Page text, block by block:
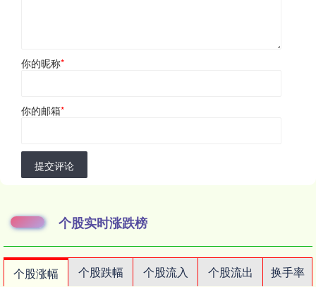
你的昵称*
你的邮箱*
提交评论
个股实时涨跌榜
个股涨幅 个股跌幅 个股流入 个股流出
换手率